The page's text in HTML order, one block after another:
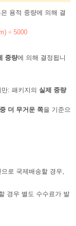
용적 중량에 의해 결
÷ 5000
중량에 의해 결정됩니
: 패키지의 실제 중량
더 무거운 쪽을 기준으
로 국제배송할 경우,
경우 별도 수수료가 발